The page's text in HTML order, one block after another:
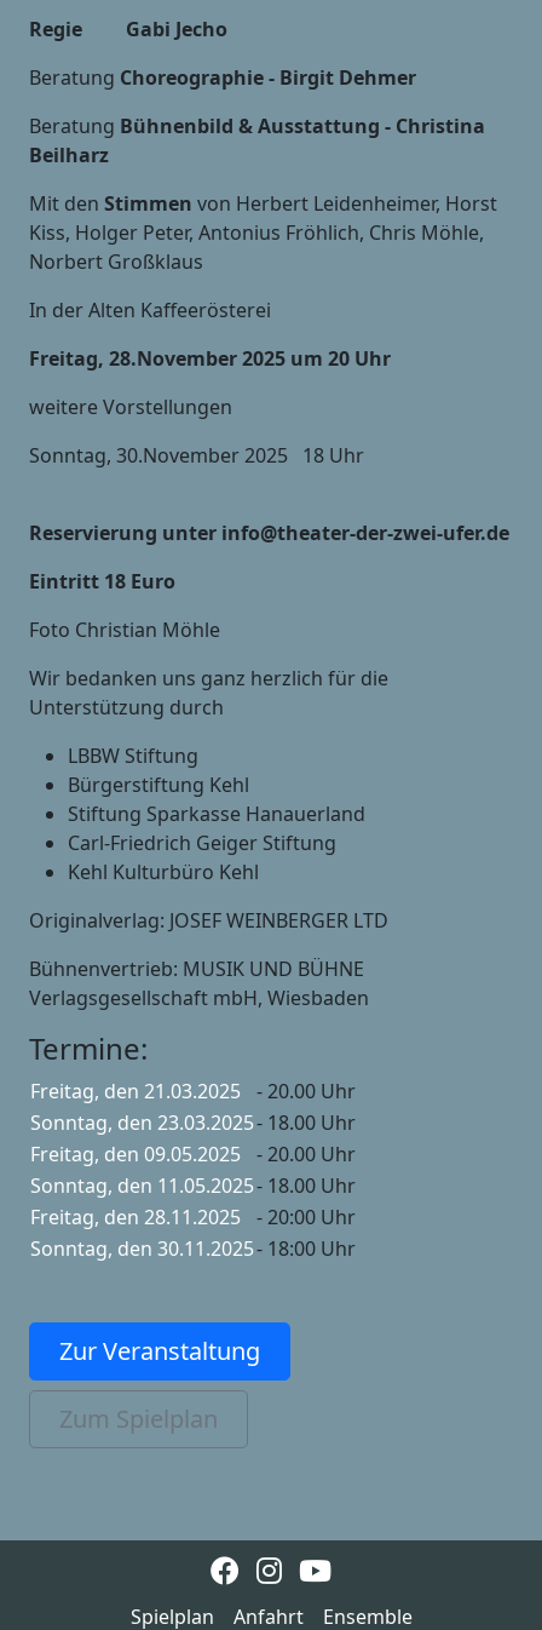
Regie Gabi Jecho
Beratung Choreographie - Birgit Dehmer
Beratung Bühnenbild & Ausstattung - Christina
Beilharz
Mit den Stimmen von Herbert Leidenheimer, Horst
Kiss, Holger Peter, Antonius Fröhlich, Chris Möhle,
Norbert Großklaus
In der Alten Kaffeerösterei
Freitag, 28.November 2025 um 20 Uhr
weitere Vorstellungen
Sonntag, 30.November 2025 18 Uhr
Reservierung unter info@theater-der-zwei-ufer.de
Eintritt 18 Euro
Foto Christian Möhle
Wir bedanken uns ganz herzlich für die
Unterstützung durch
LBBW Stiftung
Bürgerstiftung Kehl
Stiftung Sparkasse Hanauerland
Carl-Friedrich Geiger Stiftung
Kehl Kulturbüro Kehl
Originalverlag: JOSEF WEINBERGER LTD
Bühnenvertrieb: MUSIK UND BÜHNE
Verlagsgesellschaft mbH, Wiesbaden
Termine:
Freitag, den 21.03.2025 - 20.00 Uhr
Sonntag, den 23.03.2025- 18.00 Uhr
Freitag, den 09.05.2025 - 20.00 Uhr
Sonntag, den 11.05.2025- 18.00 Uhr
Freitag, den 28.11.2025 - 20:00 Uhr
Sonntag, den 30.11.2025- 18:00 Uhr
Zur Veranstaltung
Zum Spielplan
Spielplan Anfahrt Ensemble